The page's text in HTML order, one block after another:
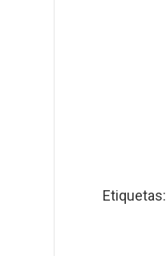
Etiquetas: